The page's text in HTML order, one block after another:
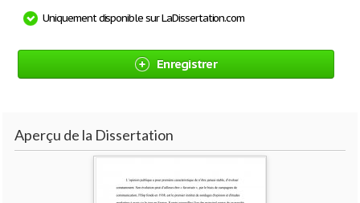
Uniquement disponible sur LaDissertation.com
Enregistrer
Aperçu de la Dissertation